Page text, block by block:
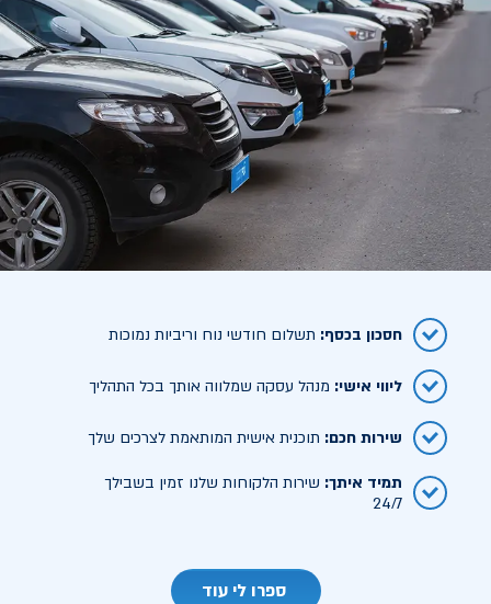
חסכון בכסף: תשלום חודשי נוח וריביות נמוכות
ליווי אישי: מנהל עסקה שמלווה אותך בכל התהליך
שירות חכם: תוכנית אישית המותאמת לצרכים שלך
תמיד איתך: שירות הלקוחות שלנו זמין בשבילך
24/7
ספרו לי עוד